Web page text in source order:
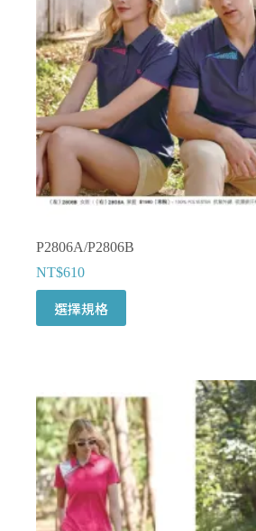
在
產
品
頁
面
選
擇
選
項
P2806A/P2806B
NT$610
選擇規格
產
種
款
式。
可
在
產